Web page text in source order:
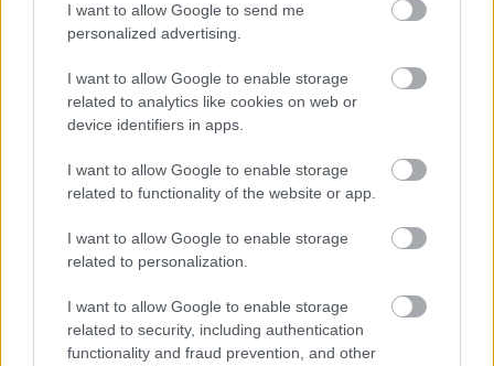
I want to allow Google to send me
personalized advertising.
I want to allow Google to enable storage
related to analytics like cookies on web or
device identifiers in apps.
I want to allow Google to enable storage
related to functionality of the website or app.
I want to allow Google to enable storage
related to personalization.
I want to allow Google to enable storage
related to security, including authentication
functionality and fraud prevention, and other
Deti už odrástli, tak si rodičia vytvorili dom
podľa seba. Majú perfektné bývanie pre
svoj život i pre vnúčatá